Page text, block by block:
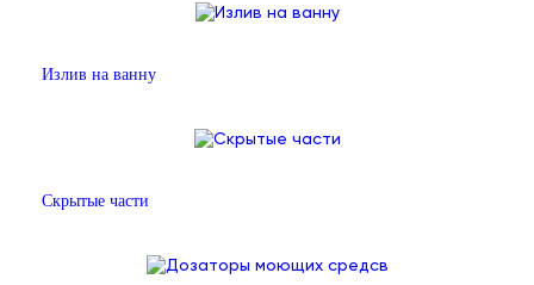
Излив на ванну
Скрытые части